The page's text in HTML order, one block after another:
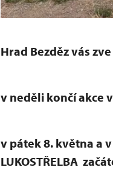
Hrad Bezdězvás
v neděli končí akce
v pátek 8. května a
LUKOSTŘELBA